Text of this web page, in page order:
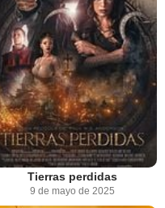
Tierras perdidas
9 de mayo de 2025